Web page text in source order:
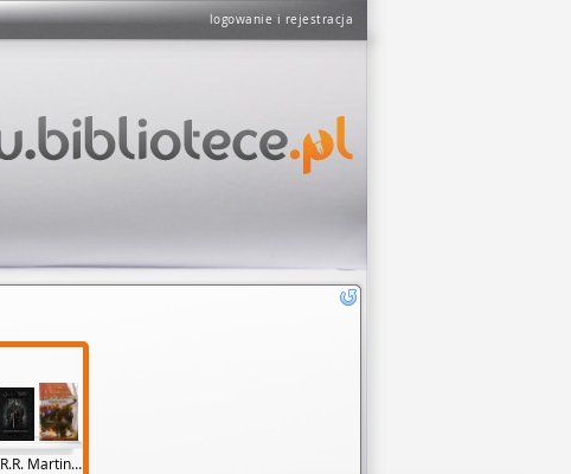
logowanie i rejestracja
George R.R. Martin (7)